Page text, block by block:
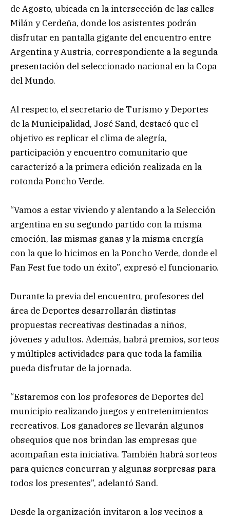
de Agosto, ubicada en la intersección de las calles
Milán y Cerdeña, donde los asistentes podrán
disfrutar en pantalla gigante del encuentro entre
Argentina y Austria, correspondiente a la segunda
presentación del seleccionado nacional en la Copa
del Mundo.
Al respecto, el secretario de Turismo y Deportes
de la Municipalidad, José Sand, destacó que el
objetivo es replicar el clima de alegría,
participación y encuentro comunitario que
caracterizó a la primera edición realizada en la
rotonda Poncho Verde.
“Vamos a estar viviendo y alentando a la Selección
argentina en su segundo partido con la misma
emoción, las mismas ganas y la misma energía
con la que lo hicimos en la Poncho Verde, donde el
Fan Fest fue todo un éxito”, expresó el funcionario.
Durante la previa del encuentro, profesores del
área de Deportes desarrollarán distintas
propuestas recreativas destinadas a niños,
jóvenes y adultos. Además, habrá premios, sorteos
y múltiples actividades para que toda la familia
pueda disfrutar de la jornada.
“Estaremos con los profesores de Deportes del
municipio realizando juegos y entretenimientos
recreativos. Los ganadores se llevarán algunos
obsequios que nos brindan las empresas que
acompañan esta iniciativa. También habrá sorteos
para quienes concurran y algunas sorpresas para
todos los presentes”, adelantó Sand.
Desde la organización invitaron a los vecinos a